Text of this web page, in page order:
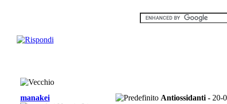
manakei Antiossidanti - 20-